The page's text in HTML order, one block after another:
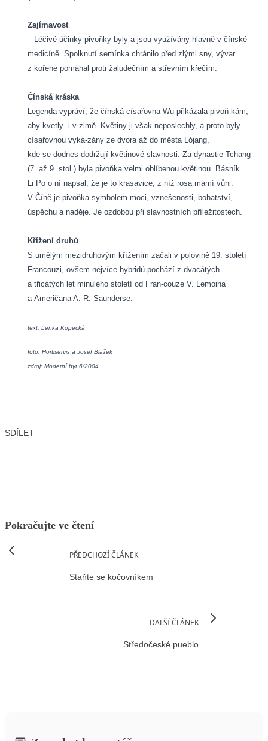
Zajímavost
– Léčivé účinky pivoňky byly a jsou využívány hlavně v čínské
medicíně. Spolknutí semínka chránilo před zlými sny, vývar
z kořene pomáhal proti žaludečním a střevním křečím.
Čínská kráska
Legenda vypráví, že čínská císařovna Wu přikázala pivoň-kám,
aby kvetly i v zimě. Květiny ji však neposlechly, a proto byly
císařovnou vyká-zány ze dvora až do města Lójang,
kde se dodnes dodržují květinové slavnosti. Za dynastie Tchang
(7. až 9. stol.) byla pivoňka velmi oblíbenou květinou. Básník
Li Po o ní napsal, že je to krasavice, z níž rosa mámí vůni.
V Číně je pivoňka symbolem moci, vznešenosti, bohatství,
úspěchu a naděje. Je ozdobou při slavnostních příležitostech.
Křížení druhů
S umělým mezidruhovým křížením začali v polovině 19. století
Francouzi, ovšem nejvíce hybridů pochází z dvacátých
a třicátých let minulého století od Fran-couze V. Lemoina
a Američana A. R. Saunderse.
text: Lenka Kopecká
foto: Hortiservis a Josef Blažek
zdroj: Moderní byt 6/2004
SDÍLET
Pokračujte ve čtení
PŘEDCHOZÍ ČLÁNEK
Staňte se kočovníkem
DALŠÍ ČLÁNEK
Středočeské pueblo